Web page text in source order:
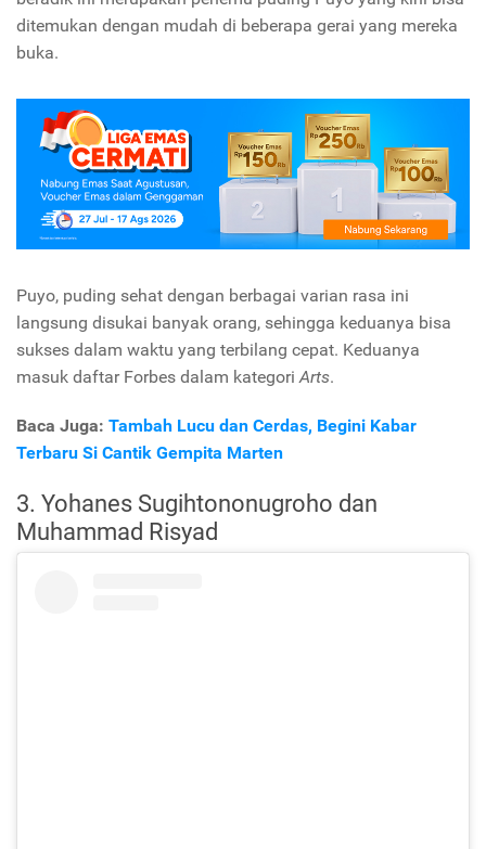
ditemukan dengan mudah di beberapa gerai yang mereka
buka.
Puyo, puding sehat dengan berbagai varian rasa ini
langsung disukai banyak orang, sehingga keduanya bisa
sukses dalam waktu yang terbilang cepat. Keduanya
masuk daftar Forbes dalam kategori Arts.
Baca Juga: Tambah Lucu dan Cerdas, Begini Kabar
Terbaru Si Cantik Gempita Marten
3. Yohanes Sugihtononugroho dan
Muhammad Risyad